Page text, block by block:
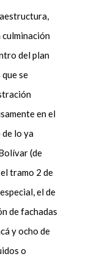
culminación
del plan
se
en el
lo ya
(de
tramo 2 de
el de
de fachadas
y ocho de
o